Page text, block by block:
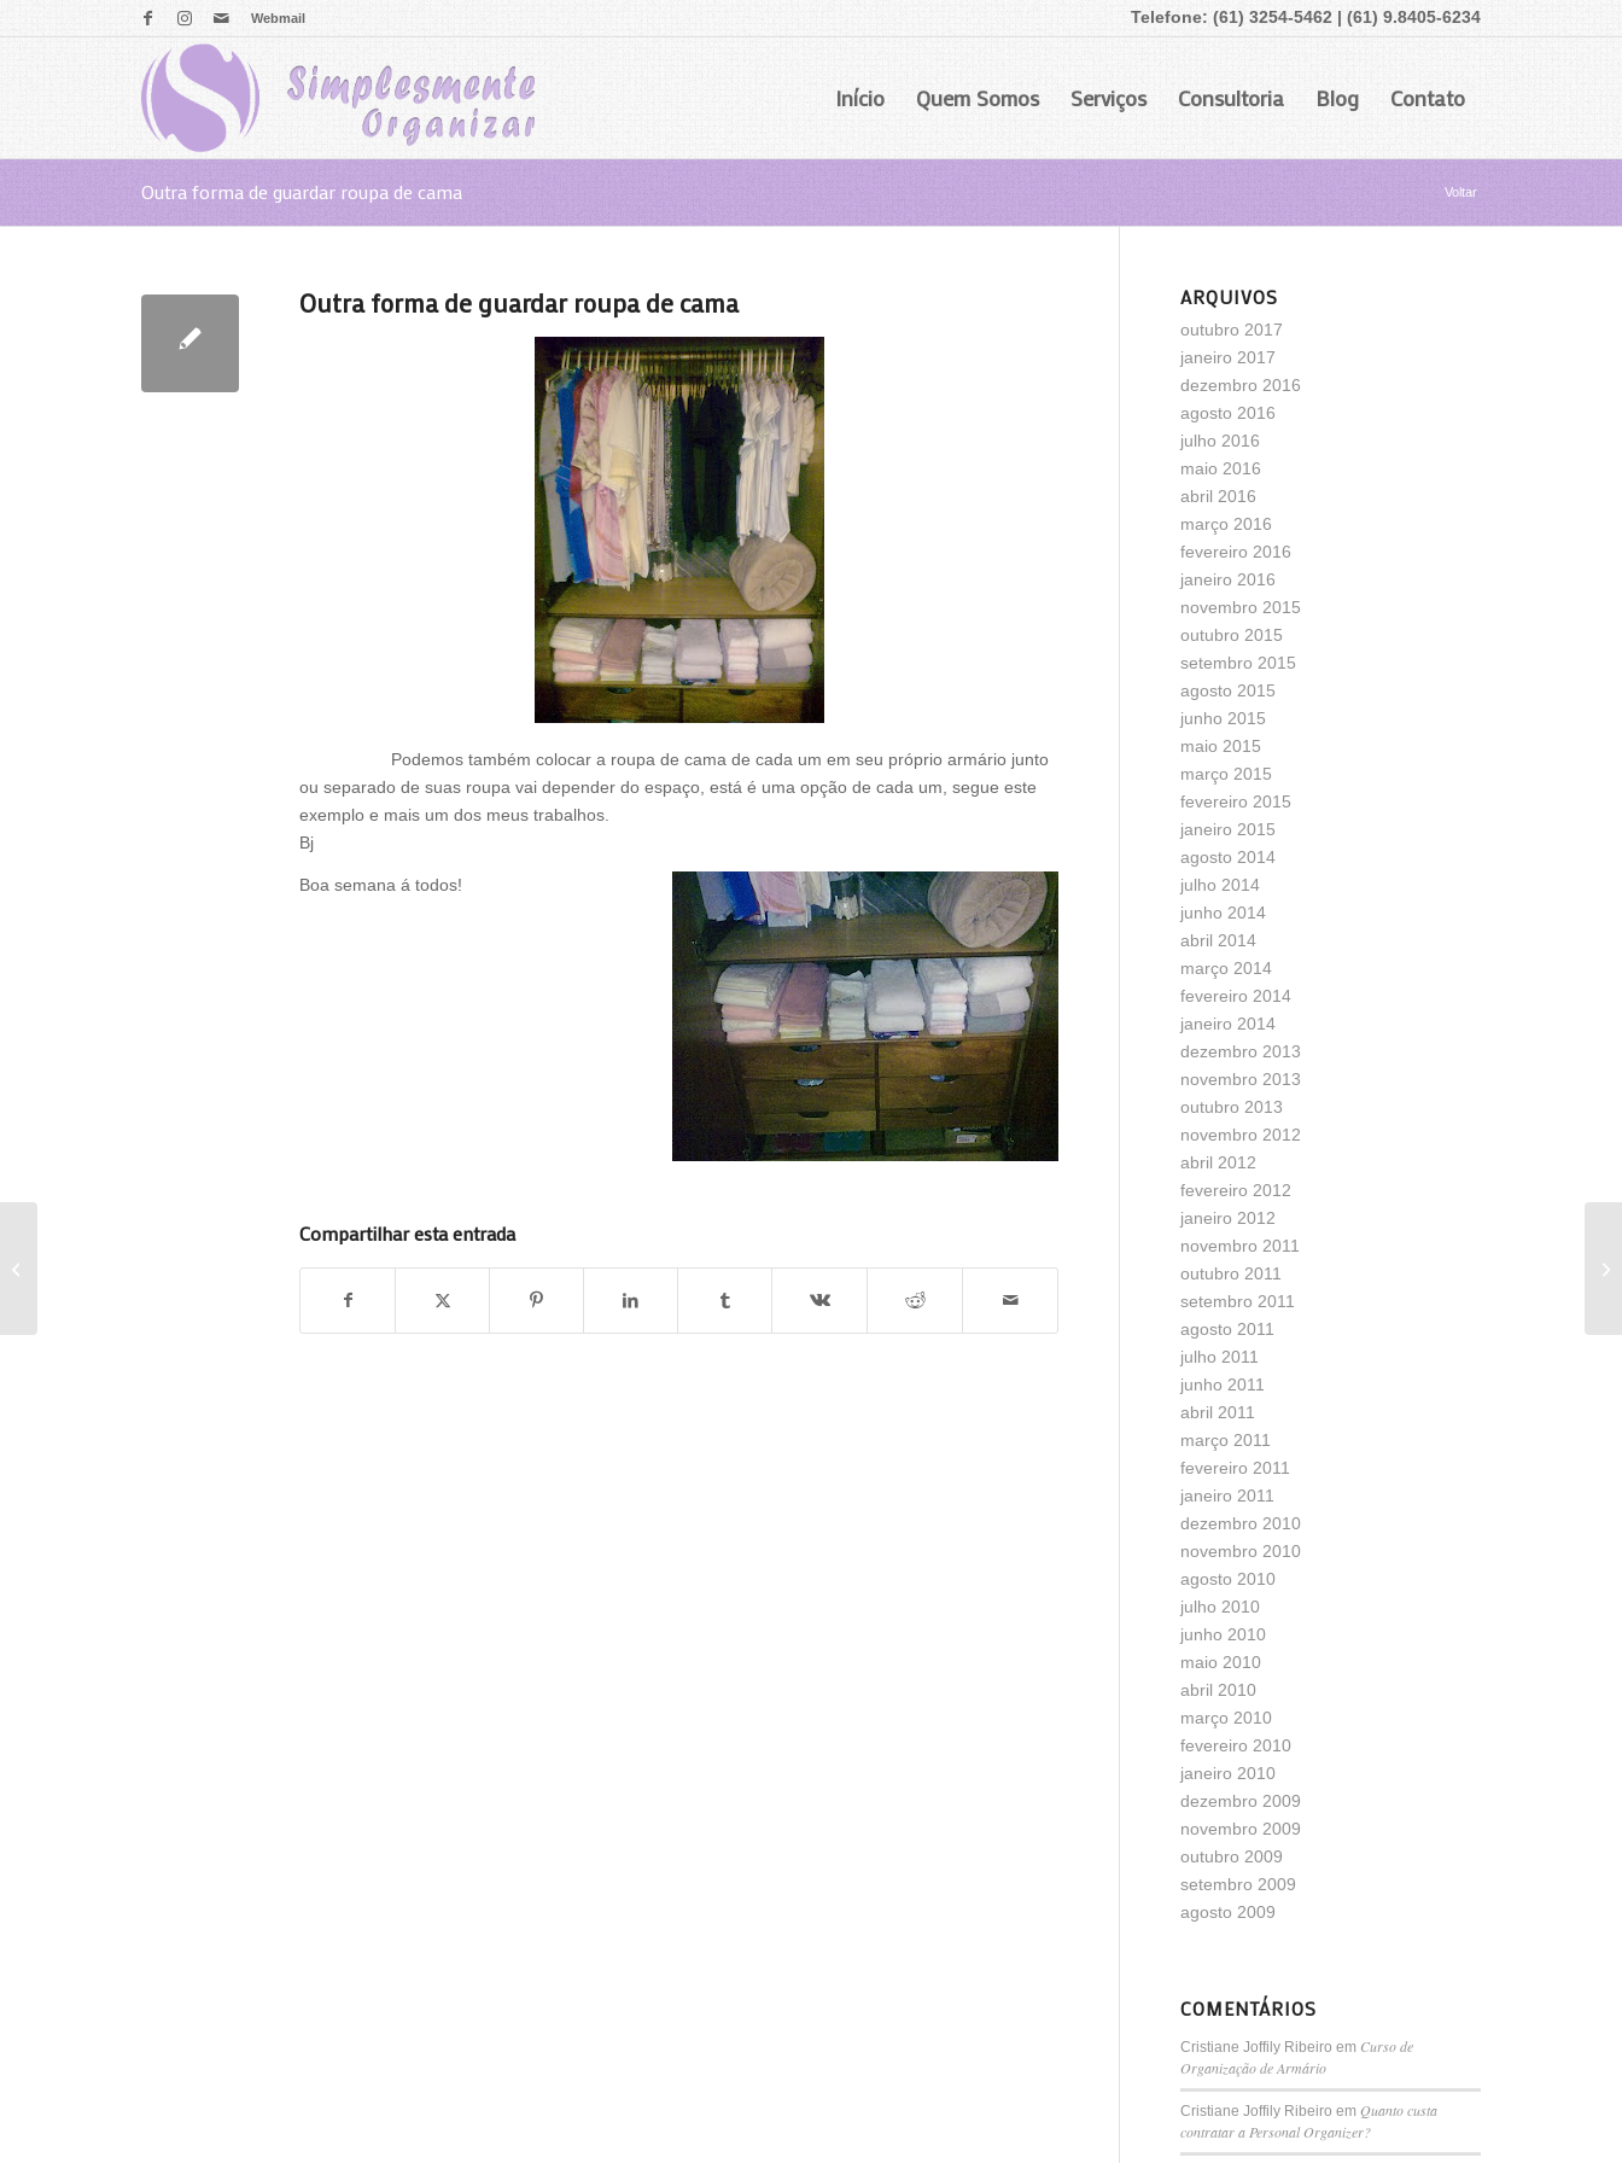
Webmail Telefone: (61) 3254-5462 | (61) 9.8405-6234
Início Quem Somos Serviços Consultoria Blog Contato
Outra forma de guardar roupa de cama Voltar
Outra forma de guardar roupa de cama
Podemos também colocar a roupa de cama de cada um em seu próprio armário junto
ou separado de suas roupa vai depender do espaço, está é uma opção de cada um, segue este
exemplo e mais um dos meus trabalhos.
Bj
Boa semana á todos!
Compartilhar esta entrada
ARQUIVOS
outubro 2017
janeiro 2017
dezembro 2016
agosto 2016
julho 2016
maio 2016
abril 2016
março 2016
fevereiro 2016
janeiro 2016
novembro 2015
outubro 2015
setembro 2015
agosto 2015
junho 2015
maio 2015
março 2015
fevereiro 2015
janeiro 2015
agosto 2014
julho 2014
junho 2014
abril 2014
março 2014
fevereiro 2014
janeiro 2014
dezembro 2013
novembro 2013
outubro 2013
novembro 2012
abril 2012
fevereiro 2012
janeiro 2012
novembro 2011
outubro 2011
setembro 2011
agosto 2011
julho 2011
junho 2011
abril 2011
março 2011
fevereiro 2011
janeiro 2011
dezembro 2010
novembro 2010
agosto 2010
julho 2010
junho 2010
maio 2010
abril 2010
março 2010
fevereiro 2010
janeiro 2010
dezembro 2009
novembro 2009
outubro 2009
setembro 2009
agosto 2009
COMENTÁRIOS
Cristiane Joffily Ribeiro em Curso de
Organização de Armário
Cristiane Joffily Ribeiro emQuanto custa
contratar a Personal Organizer?